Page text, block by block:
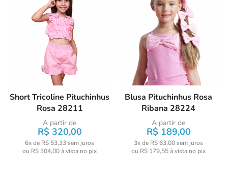
Short Tricoline Pituchinhus
Rosa 28211
A partir de
R$ 320,00
6x de R$ 53,33sem juros
ou R$ 304,00à vista no pix
Blusa Pituchinhus Rosa
Ribana 28224
A partir de
R$ 189,00
3x de R$ 63,00sem juros
ou R$ 179,55à vista no pix